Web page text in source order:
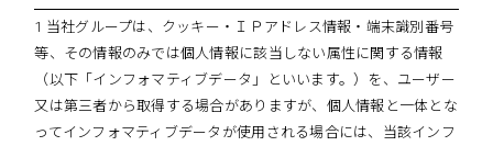
1 当社グループは、クッキー・ＩＰアドレス情報・端末識別番号
等、その情報のみでは個人情報に該当しない属性に関する情報
（以下「インフォマティブデータ」といいます。）を、ユーザー
又は第三者から取得する場合がありますが、個人情報と一体とな
ってインフォマティブデータが使用される場合には、当該インフ